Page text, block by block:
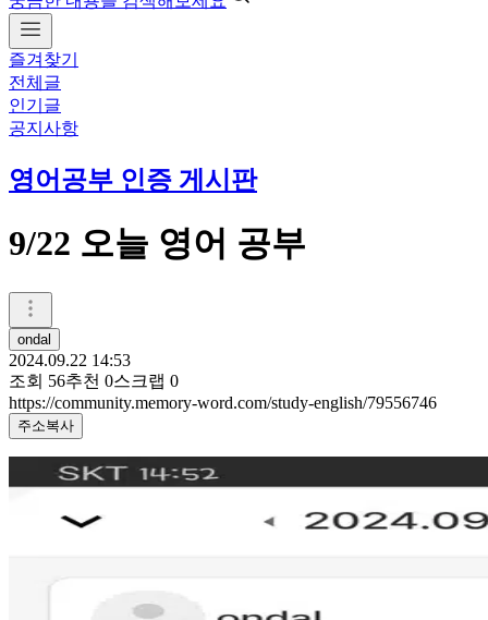
즐겨찾기
전체글
인기글
공지사항
영어공부 인증 게시판
9/22 오늘 영어 공부
ondal
2024.09.22 14:53
조회 56추천 0스크랩 0
https://community.memory-word.com/study-english/79556746
주소복사